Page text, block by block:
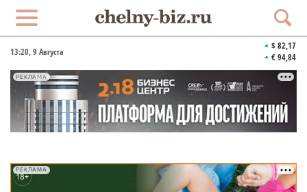
13:20, 9 Августа
$ 82,17
€ 94,84
РЕКЛАМА
РЕКЛАМА